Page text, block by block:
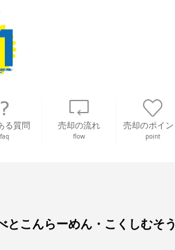
る質問
faq
売却の流れ
flow
売却のポイン
point
こんらーめん・こくしむそう